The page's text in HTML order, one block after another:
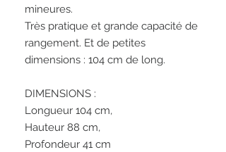
mineures.
Très pratique et grande capacité de
rangement. Et de petites
dimensions : 104 cm de long.
DIMENSIONS :
Longueur 104 cm,
Hauteur 88 cm,
Profondeur 41 cm